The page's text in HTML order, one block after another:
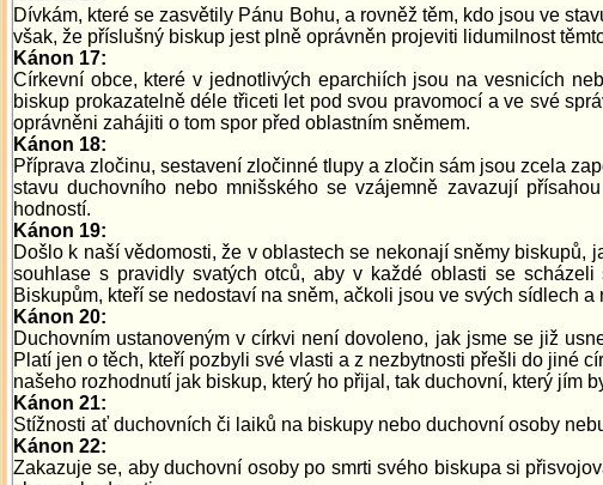
Dívkám, které se zasvětily Pánu Bohu, a rovněž těm, kdo jsou ve
však, že příslušný biskup jest plně oprávněn projeviti lidumilnost
Kánon 17:
Církevní obce, které v jednotlivých eparchiích jsou na vesnicích
biskup prokazatelně déle třiceti let pod svou pravomocí a ve své
oprávněni zahájiti o tom spor před oblastním sněmem.
Kánon 18:
Příprava zločinu, sestavení zločinné tlupy a zločin sám jsou zcela
stavu duchovního nebo mnišského se vzájemně zavazují
hodností.
Kánon 19:
Došlo k naší vědomosti, že v oblastech se nekonají sněmy
souhlase s pravidly svatých otců, aby v každé oblasti se
Biskupům, kteří se nedostaví na sněm, ačkoli jsou ve svých sídlech
Kánon 20:
Duchovním ustanoveným v církvi není dovoleno, jak jsme se již
Platí jen o těch, kteří pozbyli své vlasti a z nezbytnosti přešli do jiné
našeho rozhodnutí jak biskup, který ho přijal, tak duchovní, který jím
Kánon 21:
Stížnosti ať duchovních či laiků na biskupy nebo duchovní osoby
Kánon 22:
Zakazuje se, aby duchovní osoby po smrti svého biskupa si